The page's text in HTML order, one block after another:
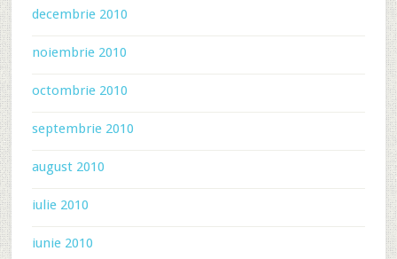
decembrie 2010
noiembrie 2010
octombrie 2010
septembrie 2010
august 2010
iulie 2010
iunie 2010